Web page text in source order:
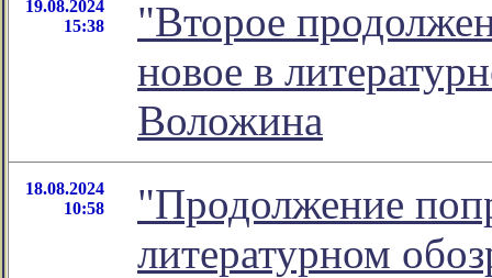
19.08.2024
15:38
"Второе
новое в
Воложина
18.08.2024
10:58
"Продолжение
литературном